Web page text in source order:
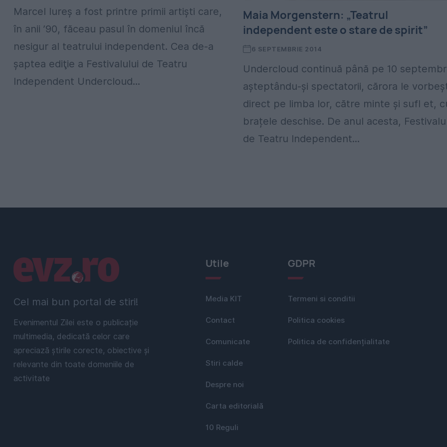
Marcel Iureş a fost printre primii artişti care,
în anii ’90, făceau pasul în domeniul încă
nesigur al teatrului independent. Cea de-a
şaptea ediţie a Festivalului de Teatru
Independent Undercloud...
Maia Morgenstern: „Teatrul
independent este o stare de spirit”
6 SEPTEMBRIE 2014
Undercloud continuă până pe 10
așteptându-și spectatorii, cărora le
direct pe limba lor, către minte și sufl et,
brațele deschise. De anul acesta,
de Teatru Independent...
Cel mai bun portal de stiri!
Evenimentul Zilei este o publicație
multimedia, dedicată celor care
apreciază știrile corecte, obiective și
relevante din toate domeniile de
activitate
Linkuri utile Utile
Media KIT
Contact
Comunicate
Stiri calde
Despre noi
Carta editorială
10 Reguli
GDPR
Termeni si conditii
Politica cookies
Politica de confidențialitate